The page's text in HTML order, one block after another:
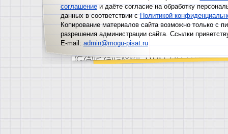
соглашениеи даёте согласие на обработку
данных в соответствии сПолитикой
Копирование материалов сайта возможно только с
разрешения администрации сайта. Ссылки
E-mail:admin@mogu-pisat.ru